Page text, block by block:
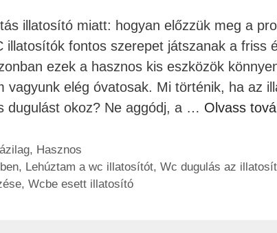
illatosító miatt: hogyan előzzük meg a
illatosítók fontos szerepet játszanak a friss
ezek a hasznos kis eszközök
vagyunk elég óvatosak. Mi történik, ha az
dugulást okoz? Ne aggódj, a … Olvass
, Hasznos
, Lehúztam a wc illatosítót,Wc dugulás az
, Wcbe esett illatosító